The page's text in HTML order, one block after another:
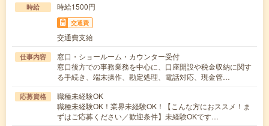
時給 時給1500円
交通費
交通費支給
仕事内容
窓口・ショールーム・カウンター受付
窓口後方での事務業務を中心に、口座開設や税金収納に関す
る手続き、端末操作、勘定処理、電話対応、現金管…
応募資格
職種未経験OK
職種未経験OK！業界未経験OK！【こんな方におススメ！ま
ずはご応募ください／歓迎条件】未経験OKです…